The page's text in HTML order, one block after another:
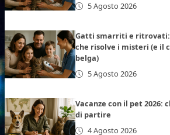
5 Agosto 2026
Gatti smarriti e
che risolve i misteri (e il
belga)
5 Agosto 2026
Vacanze con il pet 2026:
di partire
4 Agosto 2026